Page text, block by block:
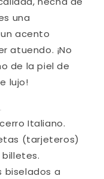
una
acento
atuendo. ¡No
de la piel de
lujo!
Italiano.
(tarjeteros)
biselados a